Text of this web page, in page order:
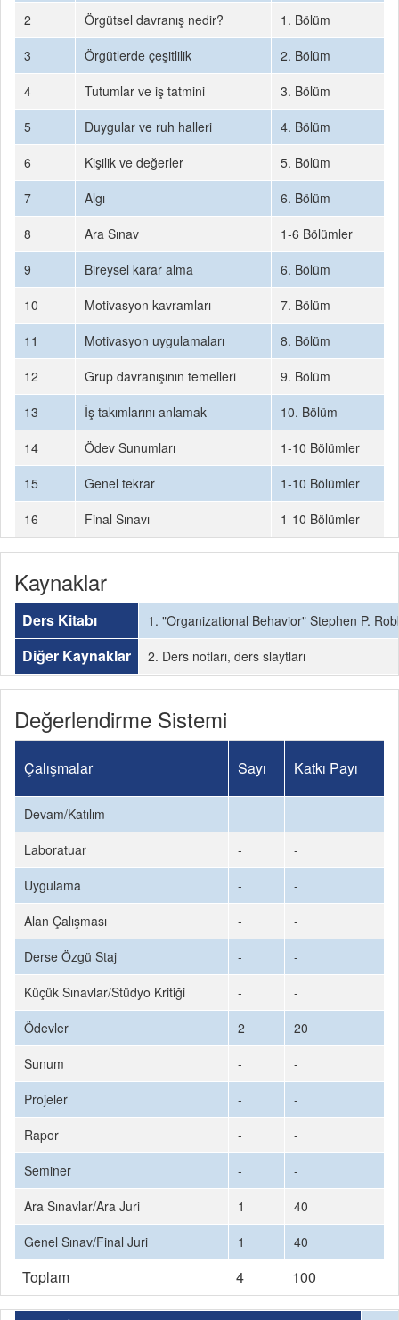
2
Örgütsel davranış nedir?
1. Bölüm
3
Örgütlerde çeşitlilik
2. Bölüm
4
Tutumlar ve iş tatmini
3. Bölüm
5
Duygular ve ruh halleri
4. Bölüm
6
Kişilik ve değerler
5. Bölüm
7
Algı
6. Bölüm
8
Ara Sınav
1-6 Bölümler
9
Bireysel karar alma
6. Bölüm
10
Motivasyon kavramları
7. Bölüm
11
Motivasyon uygulamaları
8. Bölüm
12
Grup davranışının temelleri
9. Bölüm
13
İş takımlarını anlamak
10. Bölüm
14
Ödev Sunumları
1-10 Bölümler
15
Genel tekrar
1-10 Bölümler
16
Final Sınavı 1-10 Bölümler
Kaynaklar
Ders Kitabı 1. "Organizational Behavior" Stephen P.
Diğer Kaynaklar 2. Ders notları, ders slaytları
Değerlendirme Sistemi
Çalışmalar Sayı Katkı Payı
Devam/Katılım -
-
Laboratuar
-
-
Uygulama
-
-
Alan Çalışması
-
-
Derse Özgü Staj
-
-
Küçük Sınavlar/Stüdyo Kritiği
-
-
Ödevler
2
20
Sunum
-
-
Projeler
-
-
Rapor
-
-
Seminer
-
-
Ara Sınavlar/Ara Juri
1
40
Genel Sınav/Final Juri
1 40
Toplam 4 100